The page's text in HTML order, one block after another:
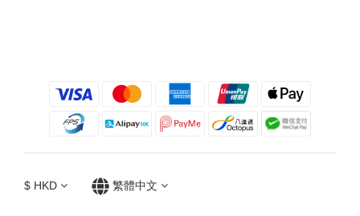
$ HKD 繁體中文